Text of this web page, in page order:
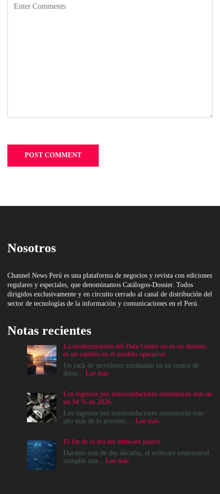
Nosotros
Channel News Perú es una plataforma de negocios y revista con ediciones
regulares y especiales, que denominamos Catálogos-Dossier. Todos
dirigidos exclusivamente y en circuito cerrado al canal de distribución del
sector de tecnologías de la información y comunicaciones en el Perú.
Notas recientes
La modernización del Data Center no es un destino,
es un cambio en el modelo operativo
Un rack de servidores zumbando en un centro de
datos... Lee más:
del
Data
Center
no
destino,
es
un
Los ingresos por semiconductores aumentarán más de
un 94 % en 2026
Los ingresos por semiconductores aumentarán este
año más de lo previsto.... Lee más:
por
semiconductores
El fin de la era del software pasivo
Durante más de dos décadas, el software empresarial
cumplió una... Lee más: